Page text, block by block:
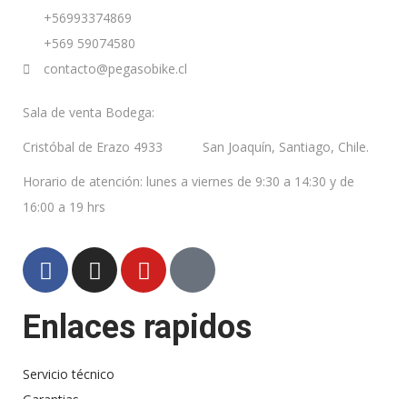
+56993374869
+569 59074580
contacto@pegasobike.cl
Sala de venta Bodega:
Cristóbal de Erazo 4933 San Joaquín, Santiago, Chile.
Horario de atención: lunes a viernes de 9:30 a 14:30 y de
16:00 a 19 hrs
Enlaces rapidos
Servicio técnico